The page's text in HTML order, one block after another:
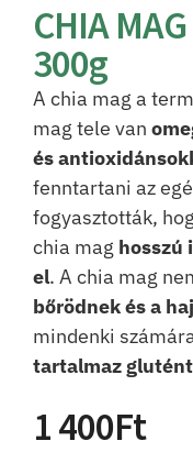
CHIA
300g
A chia mag a
mag tele van
és
fenntartani az
fogyasztották,
chia mag hosszú
el. A chia mag
bőrödnek és a
mindenki
tartalmaz
1 400Ft